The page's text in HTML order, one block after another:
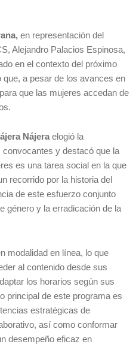
en representación del
Alejandro Palacios Espinosa,
en el contexto del próximo
a pesar de los avances en
que las mujeres accedan de
Nájera elogió la
y destacó que la
es una tarea social en la que
recorrido por la historia del
de este esfuerzo conjunto
género y la erradicación de la
modalidad en línea, lo que
al contenido desde sus
los horarios según sus
principal de este programa es
estratégicas de
así como conformar
desempeño eficaz en